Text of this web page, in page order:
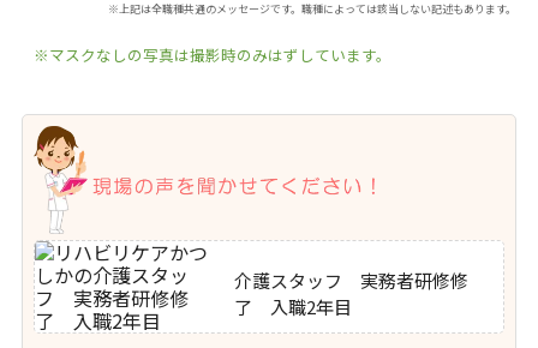
※上記は全職種共通のメッセージです。職種によっては該当しない記述もあります。
※マスクなしの写真は撮影時のみはずしています。
介護スタッフ 実務者研修修
了 入職2年目